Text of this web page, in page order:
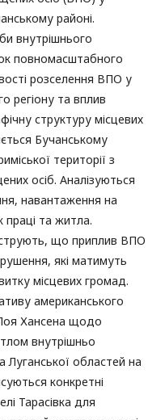
районі.
внутрішнього
повномасштабного
розселення ВПО у
регіону та вплив
структуру місцевих
Бучанському
території з
осіб. Аналізуються
навантаження на
праці та житла.
що приплив ВПО
які матимуть
місцевих громад.
американського
Хансена щодо
внутрішньо
Луганської областей на
конкретні
Тарасівка для